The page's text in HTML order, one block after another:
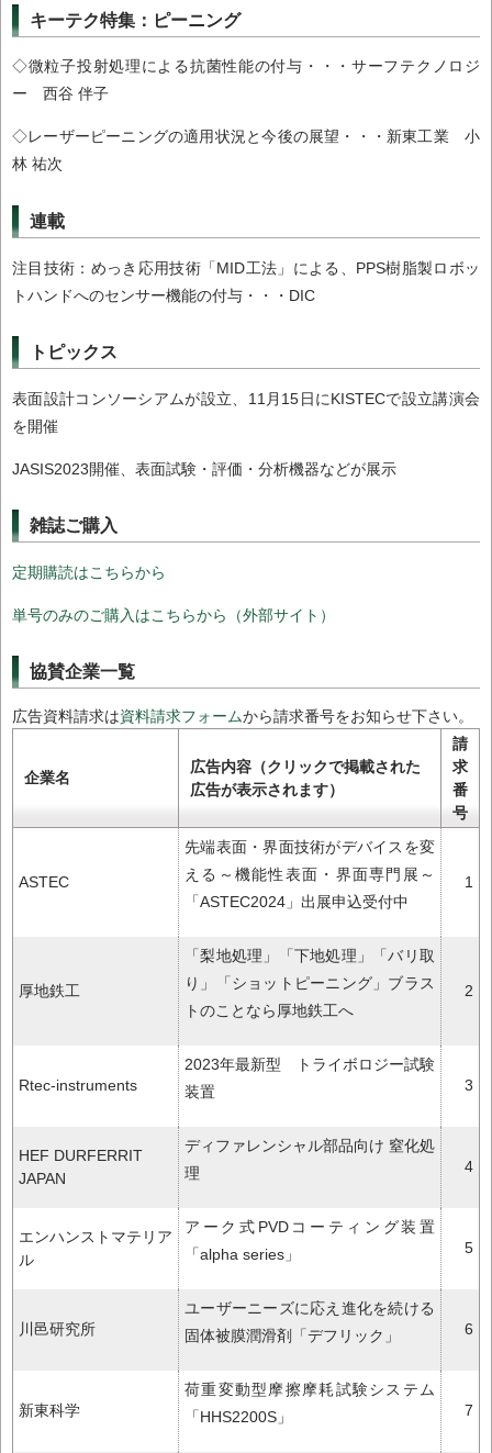
キーテク特集：ピーニング
◇微粒子投射処理による抗菌性能の付与・・・サーフテクノロジ
ー 西谷 伴子
◇レーザーピーニングの適用状況と今後の展望・・・新東工業 小
林 祐次
連載
注目技術：めっき応用技術「MID工法」による、PPS樹脂製ロボッ
トハンドへのセンサー機能の付与・・・DIC
トピックス
表面設計コンソーシアムが設立、11月15日にKISTECで設立講演会
を開催
JASIS2023開催、表面試験・評価・分析機器などが展示
雑誌ご購入
定期購読はこちらから
単号のみのご購入はこちらから（外部サイト）
協賛企業一覧
広告資料請求は資料請求フォームから請求番号をお知らせ下さい。
企業名
広告内容（クリックで掲載された
広告が表示されます）
請
求
番
号
ASTEC
先端表面・界面技術がデバイスを変
える～機能性表面・界面専門展～
「ASTEC2024」出展申込受付中
1
厚地鉄工
「梨地処理」「下地処理」「バリ取
り」「ショットピーニング」ブラス
トのことなら厚地鉄工へ
2
Rtec-instruments
2023年最新型 トライボロジー試験
装置
3
HEF DURFERRIT
JAPAN
ディファレンシャル部品向け 窒化処
理
4
エンハンストマテリア
ル
アーク式PVDコーティング装置
「alpha series」
5
川邑研究所
ユーザーニーズに応え進化を続ける
固体被膜潤滑剤「デフリック」
6
新東科学
荷重変動型摩擦摩耗試験システム
「HHS2200S」
7